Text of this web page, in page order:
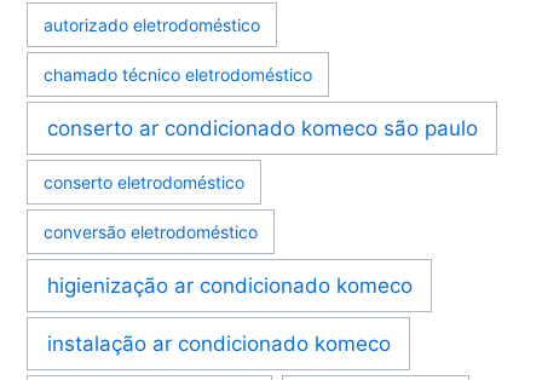
autorizado eletrodoméstico
chamado técnico eletrodoméstico
conserto ar condicionado komeco são paulo
conserto eletrodoméstico
conversão eletrodoméstico
higienização ar condicionado komeco
instalação ar condicionado komeco